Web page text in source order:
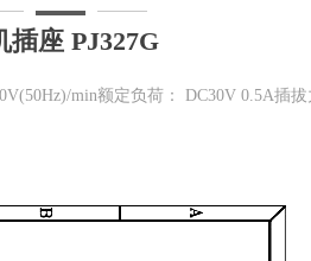
插座 PJ327G
min额定负荷： DC30V 0.5A插